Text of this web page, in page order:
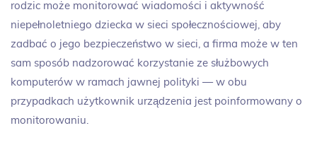
rodzic może monitorować wiadomości i aktywność
niepełnoletniego dziecka w sieci społecznościowej, aby
zadbać o jego bezpieczeństwo w sieci, a firma może w ten
sam sposób nadzorować korzystanie ze służbowych
komputerów w ramach jawnej polityki — w obu
przypadkach użytkownik urządzenia jest poinformowany o
monitorowaniu.